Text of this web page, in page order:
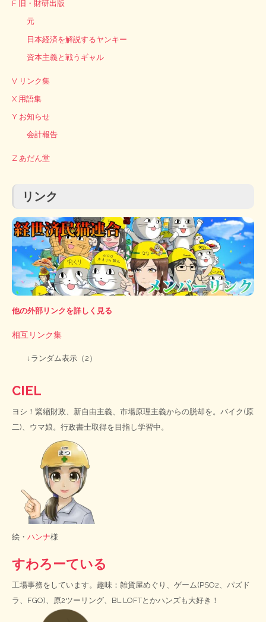
F 旧・財研出版
元
日本経済を解説するヤンキー
資本主義と戦うギャル
V リンク集
X 用語集
Y お知らせ
会計報告
Z あだん堂
リンク
他の外部リンクを詳しく見る
相互リンク集
↓ランダム表示（2）
CIEL
ヨシ！緊縮財政、新自由主義、市場原理主義からの脱却を。バイク(原
二)、ウマ娘。行政書士取得を目指し学習中。
絵・ ハンナ様
すわろーている
工場事務をしています。趣味：雑貨屋めぐり、ゲーム(PSO2、パズド
ラ、FGO)、原2ツーリング、BL LOFTとかハンズも大好き！